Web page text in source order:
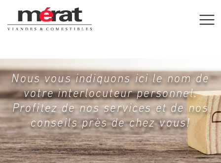
Nous vous indiquons ici le nom de
votre interlocuteur personnel.
Profitez de nos services et de nos
conseils près de chez vous!